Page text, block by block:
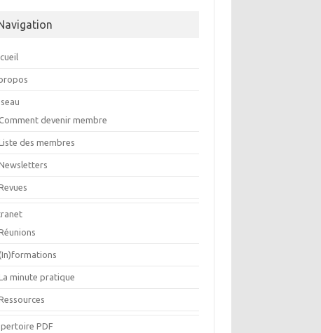
devenir membre
des membres
(In)formations
minute pratique
PDF